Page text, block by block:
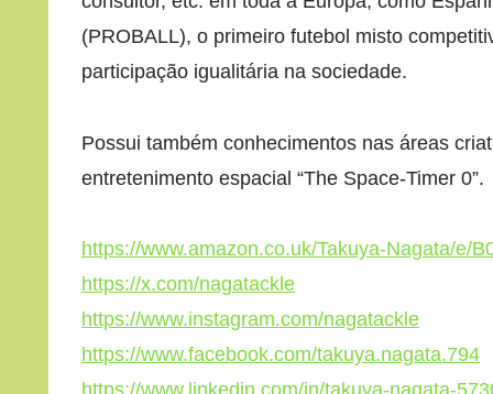
(PROBALL), o primeiro futebol misto
participação igualitária na sociedade.
Possui também conhecimentos nas áreas
entretenimento espacial “The Space-Timer 0”.
https://www.amazon.co.uk/Takuya-Nagata/e/
https://x.com/nagatackle
https://www.instagram.com/nagatackle
https://www.facebook.com/takuya.nagata.794